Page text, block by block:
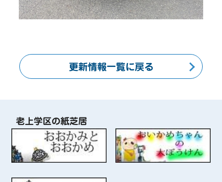
更新情報一覧に戻る
老上学区の紙芝居